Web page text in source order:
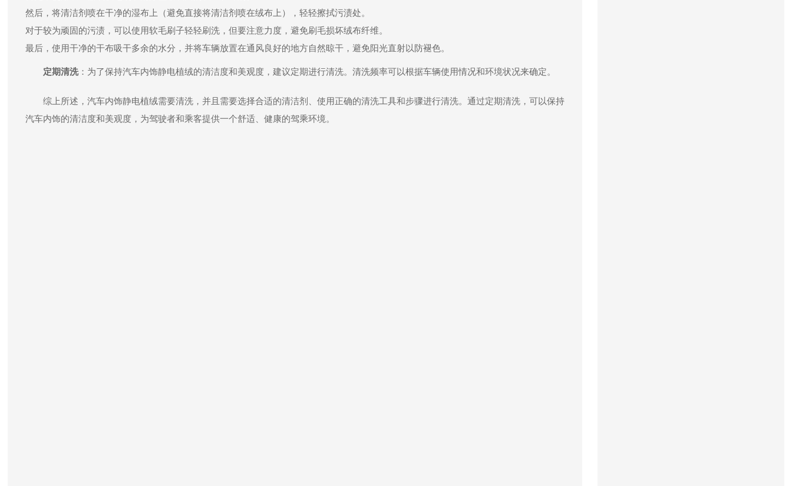
然后，将清洁剂喷在干净的湿布上（避免直接将清洁剂喷在绒布上），轻轻擦拭污渍处。
对于较为顽固的污渍，可以使用软毛刷子轻轻刷洗，但要注意力度，避免刷毛损坏绒布纤维。
最后，使用干净的干布吸干多余的水分，并将车辆放置在通风良好的地方自然晾干，避免阳光直射以防褪色。
定期清洗：为了保持汽车内饰静电植绒的清洁度和美观度，建议定期进行清洗。清洗频率可以根据车辆使用情况和环境状况来确定。
综上所述，汽车内饰静电植绒需要清洗，并且需要选择合适的清洁剂、使用正确的清洗工具和步骤进行清洗。通过定期清洗，可以保持
汽车内饰的清洁度和美观度，为驾驶者和乘客提供一个舒适、健康的驾乘环境。